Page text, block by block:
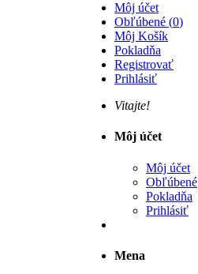
Môj účet
Obľúbené (0)
Môj Košík
Pokladňa
Registrovať
Prihlásiť
Vitajte!
Môj účet
Môj účet
Obľúbené
Pokladňa
Prihlásiť
Mena